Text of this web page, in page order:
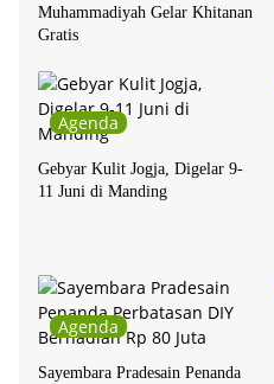
Muhammadiyah Gelar Khitanan
Gratis
Agenda
Gebyar Kulit Jogja, Digelar 9-
11 Juni di Manding
Agenda
Sayembara Pradesain Penanda